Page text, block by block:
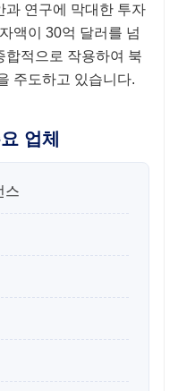
과 연구에 막대한 투자
액이 30억 달러를 넘
합적으로 작용하여 북
주도하고 있습니다.
업체
스